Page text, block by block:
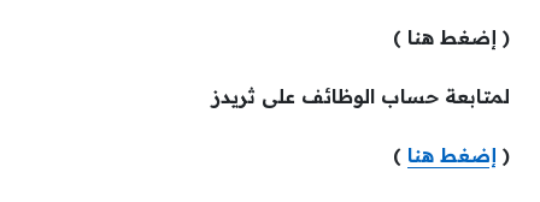
( إضغط هنا )
لمتابعة حساب الوظائف على ثريدز
( إضغط هنا )